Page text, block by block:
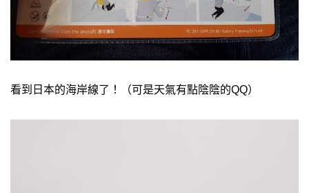
看到日本的海岸線了！（可是天氣有點陰陰的QQ）